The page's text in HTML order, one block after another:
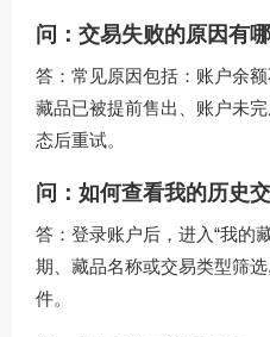
问：交易失败的原因有
答：常见原因包括：账户余
藏品已被提前售出、账户未
态后重试。
问：如何查看我的历史
答：登录账户后，进入“我的
期、藏品名称或交易类型筛
件。